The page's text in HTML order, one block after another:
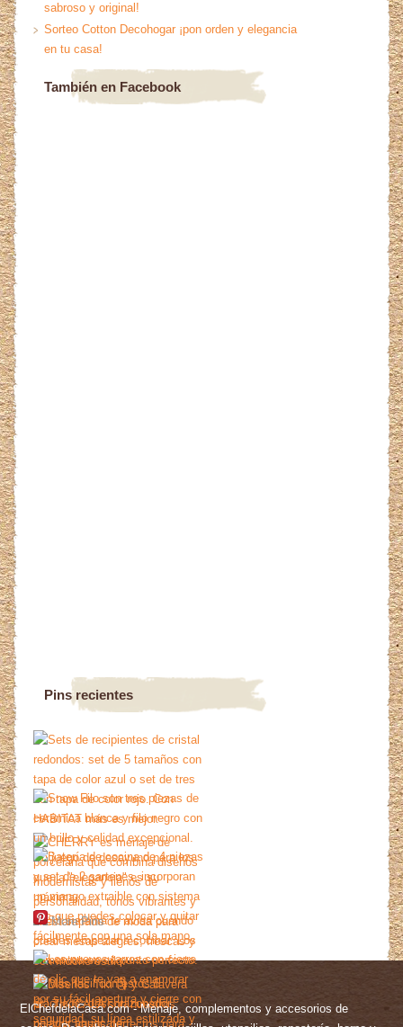
sabroso y original!
Sorteo Cotton Decohogar ¡pon orden y elegancia
en tu casa!
También en Facebook
Pins recientes
More Pins
ElChefdelaCasa.com - Menaje, complementos y accesorios de